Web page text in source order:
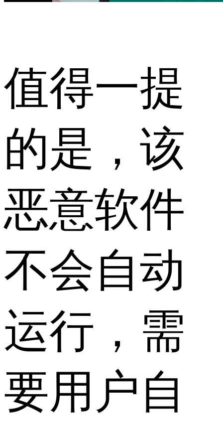
值得一提
的是，该
恶意软件
不会自动
运行，需
要用户自